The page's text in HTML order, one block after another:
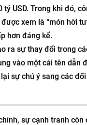
tỷ USD. Trong khi đó,
xem là “món hời
hơn đáng kể.
ra sự thay đổi trong
vào một cái tên dẫn
sự chú ý sang các
sự cạnh tranh còn